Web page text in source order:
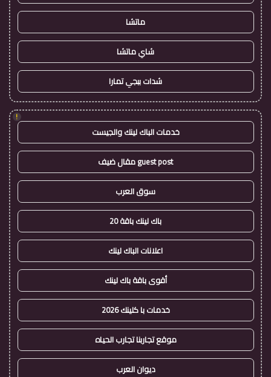
ماتشا
شاي ماتشا
شدات ببجي تمارا
!
خدمات الباك لينك والجيست
guest post مقال ضيف
سوق العرب
باك لينك باقة 20
اعلانات الباك لينك
أقوى باقة باك لينك
خدمات با كلينك 2026
موقع تجاربنا تجارب الحياه
ديوان العرب